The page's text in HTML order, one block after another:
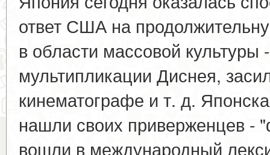
ответ США на
в области массовой
мультипликации Диснея,
кинематографе и т. д.
нашли своих приверженцев -
вошли в международный